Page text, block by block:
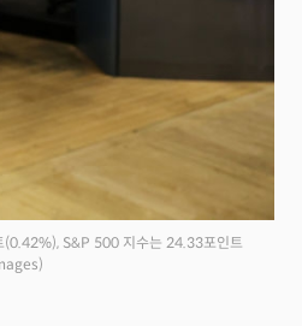
(0.42%), S&P 500 지수는 24.33포인트